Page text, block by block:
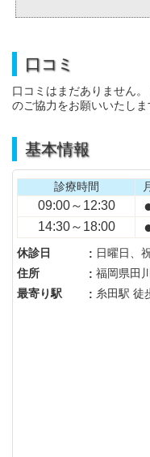
口コミ
口コミはまだありません
のご協力をお願いいたしま
基本情報
診療時間
09:00～12:30
14:30～18:00
休診日 : 日曜日、
住所
: 福岡県田
最寄り駅
: 糸田駅 徒